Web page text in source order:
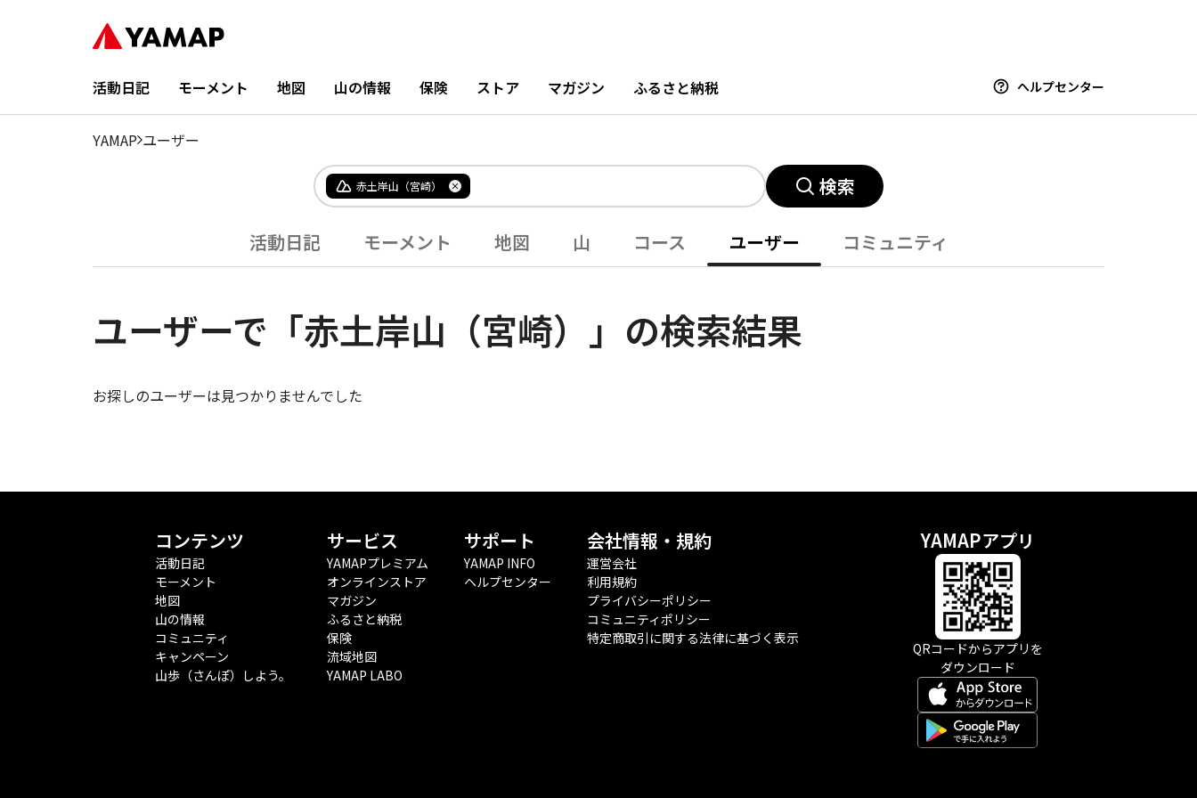
活動日記 モーメント 地図 山の情報 保険 ストア マガジン ふるさと納税 ヘルプセンター
YAMAP ユーザー
赤土岸山（宮崎） 検索
活動日記 モーメント 地図 山 コース ユーザー コミュニティ
ユーザーで「赤土岸山（宮崎）」の検索結果
お探しのユーザーは見つかりませんでした
コンテンツ
活動日記
モーメント
地図
山の情報
コミュニティ
キャンペーン
山歩（さんぽ）しよう。
サービス
YAMAPプレミアム
オンラインストア
マガジン
ふるさと納税
保険
流域地図
YAMAP LABO
サポート
YAMAP INFO
ヘルプセンター
会社情報・規約
運営会社
利用規約
プライバシーポリシー
コミュニティポリシー
特定商取引に関する法律に基づく表示
YAMAPアプリ
QRコードからアプリを
ダウンロード